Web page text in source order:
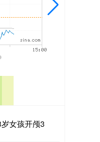
女孩开颅3